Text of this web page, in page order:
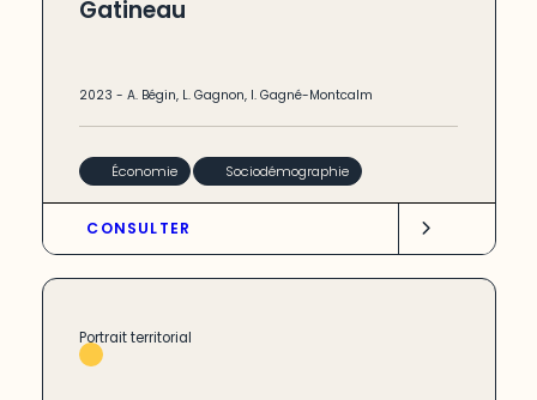
Gatineau
2023-A. Bégin, L. Gagnon, I. Gagné-Montcalm
Économie Sociodémographie
CONSULTER
Portrait territorial